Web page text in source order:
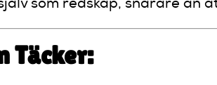
som redskap, snarare än
Täcker: